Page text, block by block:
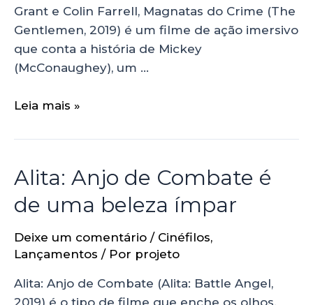
Grant e Colin Farrell, Magnatas do Crime (The
Gentlemen, 2019) é um filme de ação imersivo
que conta a história de Mickey
(McConaughey), um …
Leia mais »
Alita: Anjo de Combate é
de uma beleza ímpar
Deixe um comentário / Cinéfilos,
Lançamentos / Por projeto
Alita: Anjo de Combate (Alita: Battle Angel,